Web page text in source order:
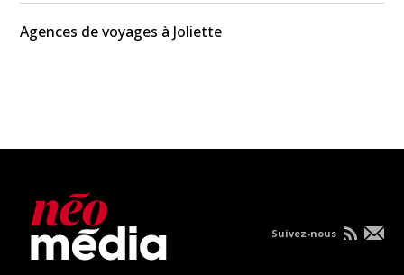
Agences de voyages à Joliette
Suivez-nous